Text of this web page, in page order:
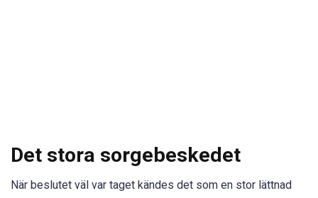
Det stora sorgebeskedet
När beslutet väl var taget kändes det som en stor lättnad